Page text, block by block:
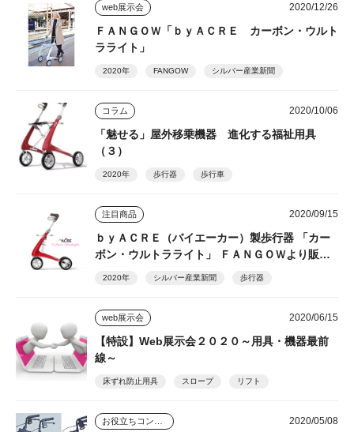
web展示会 2020/12/26
ＦＡＮＧＯＷ「ｂｙＡＣＲＥ カーボン・ウルト
ラライト」
2020年 FANGOW シルバー産業新聞
コラム 2020/10/06
「魅せる」屋外移乗機器 進化する福祉用具
（３）
2020年 歩行器 歩行車
注目商品 2020/09/15
ｂｙＡＣＲＥ（バイエーカー）製歩行器 「カー
ボン・ウルトラライト」 ＦＡＮＧＯＷより販売
2020年 シルバー産業新聞 歩行器
web展示会 2020/06/15
【特設】Web展示会２０２０～用具・機器最前
線～
床ずれ防止用具 スロープ リフト
2020/05/08